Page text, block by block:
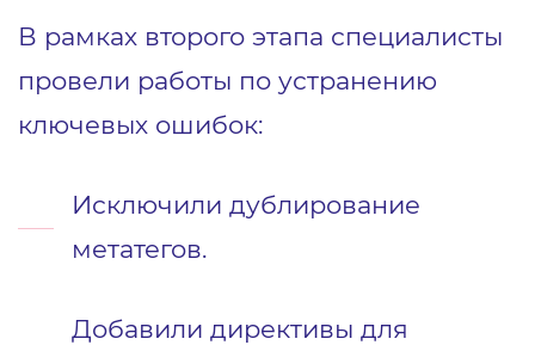
В рамках второго этапа специалисты
провели работы по устранению
ключевых ошибок:
Исключили дублирование
метатегов.
Добавили директивы для